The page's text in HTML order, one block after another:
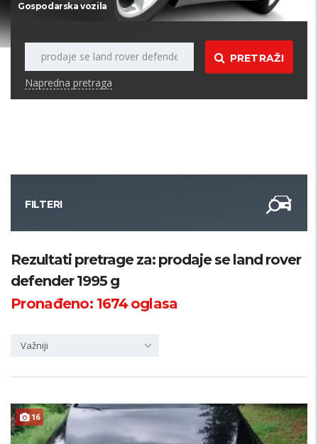
Gospodarska vozila
PRETRAŽI
Napredna pretraga
FILTERI
Kategorija
Županija
Rezultati pretrage za: prodaje se land rover
defender 1995 g
Pronađeno: 1674oglasa
Važniji
16